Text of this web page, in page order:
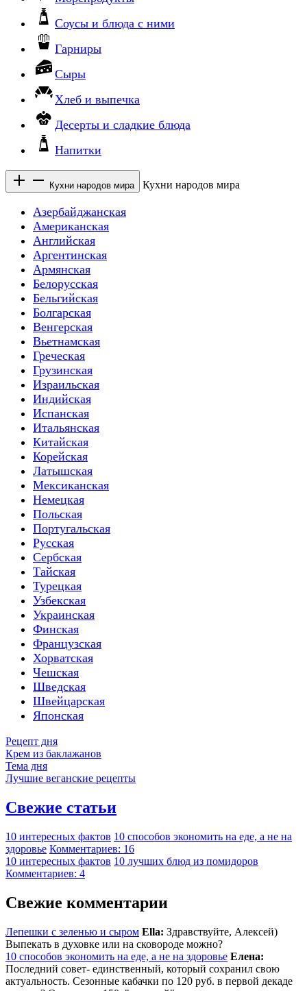
Соусы и блюда с ними
Гарниры
Сыры
Хлеб и выпечка
Десерты и сладкие блюда
Напитки
Кухни народов мира Кухни народов мира
Азербайджанская
Американская
Английская
Аргентинская
Армянская
Белорусская
Бельгийская
Болгарская
Венгерская
Вьетнамская
Греческая
Грузинская
Израильская
Индийская
Испанская
Итальянская
Китайская
Корейская
Латышская
Мексиканская
Немецкая
Польская
Португальская
Русская
Сербская
Тайская
Турецкая
Узбекская
Украинская
Финская
Французская
Хорватская
Чешская
Шведская
Швейцарская
Японская
Рецепт дня
Крем из баклажанов
Тема дня
Лучшие веганские рецепты
Свежие статьи
10 интересных фактов 10 способов экономить на еде, а не на
здоровье Комментариев: 16
10 интересных фактов 10 лучших блюд из помидоров
Комментариев: 4
Свежие комментарии
Лепешки с зеленью и сыром Ella: Здравствуйте, Алексей)
Выпекать в духовке или на сковороде можно?
10 способов экономить на еде, а не на здоровье Елена:
Последний совет- единственный, который сохранил свою
актуальность. Сезонные кабачки по 120 руб. в первой декаде